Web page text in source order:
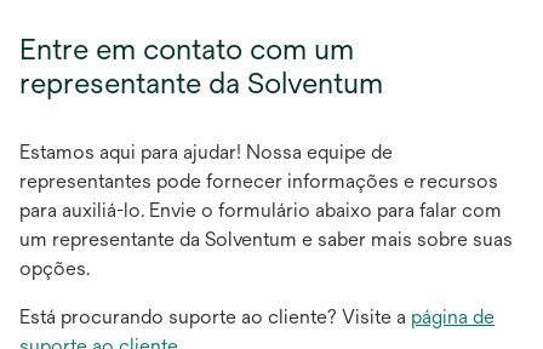
Entre em contato com um
representante da Solventum
Estamos aqui para ajudar! Nossa equipe de
representantes pode fornecer informações e recursos
para auxiliá-lo. Envie o formulário abaixo para falar com
um representante da Solventum e saber mais sobre suas
opções.
Está procurando suporte ao cliente? Visite a página de